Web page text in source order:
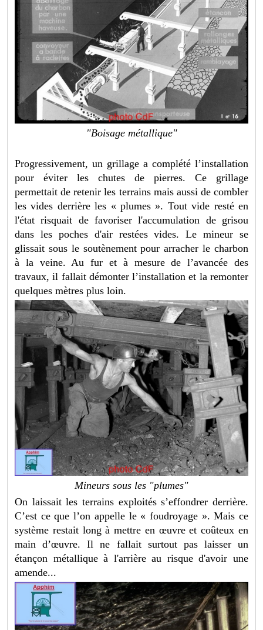
"Boisage métallique"
Progressivement, un grillage a complété l’installation
pour éviter les chutes de pierres. Ce grillage
permettait de retenir les terrains mais aussi de combler
les vides derrière les « plumes ». Tout vide resté en
l'état risquait de favoriser l'accumulation de grisou
dans les poches d'air restées vides. Le mineur se
glissait sous le soutènement pour arracher le charbon
à la veine. Au fur et à mesure de l’avancée des
travaux, il fallait démonter l’installation et la remonter
quelques mètres plus loin.
Mineurs sous les "plumes"
On laissait les terrains exploités s’effondrer derrière.
C’est ce que l’on appelle le « foudroyage ». Mais ce
système restait long à mettre en œuvre et coûteux en
main d’œuvre. Il ne fallait surtout pas laisser un
étançon métallique à l'arrière au risque d'avoir une
amende...